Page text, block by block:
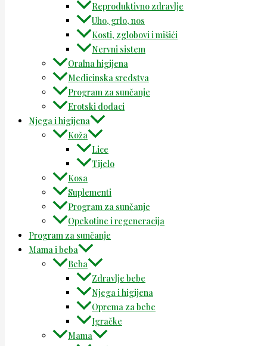
Reproduktivno zdravlje
Uho, grlo, nos
Kosti, zglobovi i mišići
Nervni sistem
Oralna higijena
Medicinska sredstva
Program za sunčanje
Erotski dodaci
Njega i higijena
Koža
Lice
Tijelo
Kosa
Suplementi
Program za sunčanje
Opekotine i regeneracija
Program za sunčanje
Mama i beba
Beba
Zdravlje bebe
Njega i higijena
Oprema za bebe
Igračke
Mama